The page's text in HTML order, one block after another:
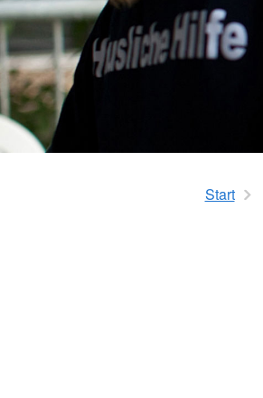
Hauswirtschaftliche Hilfen
Hilfsmittelverleih
Pflegeberatung
Alten-Service-Zentren
Tagespflege
Start